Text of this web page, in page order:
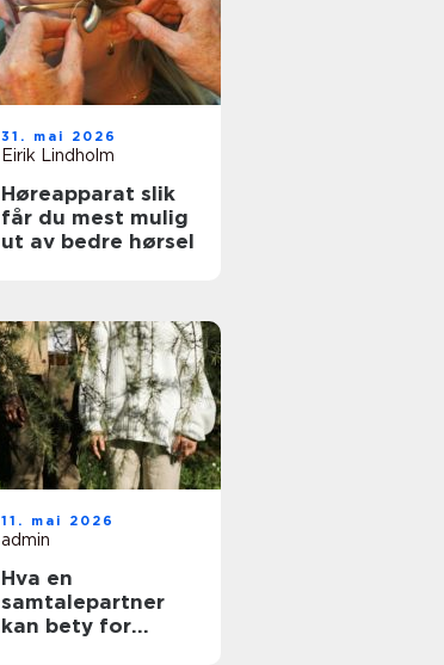
31. mai 2026
Eirik Lindholm
Høreapparat slik
får du mest mulig
ut av bedre hørsel
11. mai 2026
admin
Hva en
samtalepartner
kan bety for